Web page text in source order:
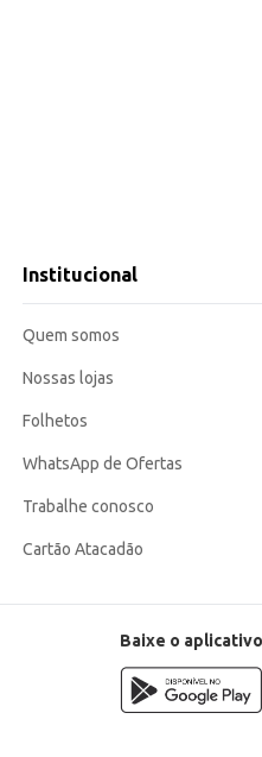
Institucional
Quem somos
Nossas lojas
Folhetos
WhatsApp de Ofertas
Trabalhe conosco
Cartão Atacadão
Baixe o